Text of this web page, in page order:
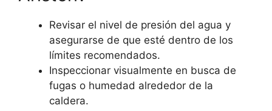
Revisar el nivel de presión del agua y
asegurarse de que esté dentro de los
límites recomendados.
Inspeccionar visualmente en busca de
fugas o humedad alrededor de la
caldera.